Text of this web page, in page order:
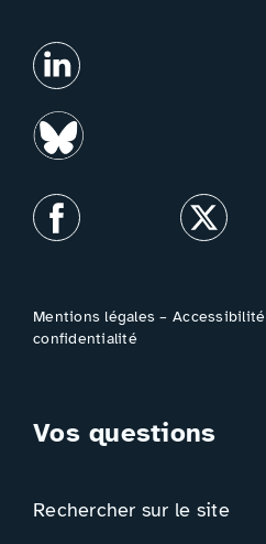
Mentions légales –Accessibilité
confidentialité
Vos questions
Rechercher sur le site